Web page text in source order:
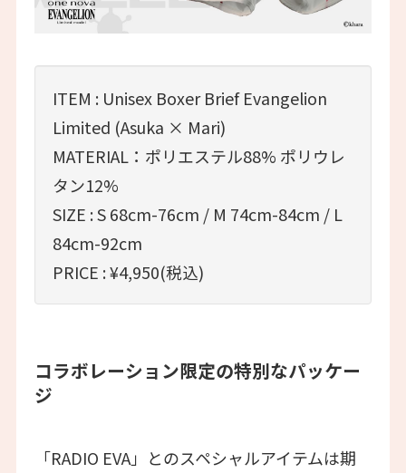
ITEM : Unisex Boxer Brief Evangelion
Limited (Asuka × Mari)
MATERIAL：ポリエステル88% ポリウレ
タン12%
SIZE : S 68cm-76cm / M 74cm-84cm / L
84cm-92cm
PRICE : ¥4,950(税込)
コラボレーション限定の特別なパッケー
ジ
「RADIO EVA」とのスペシャルアイテムは期